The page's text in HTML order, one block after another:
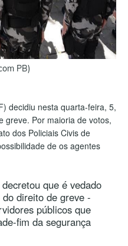
PB)
decidiu nesta quarta-feira, 5,
greve. Por maioria de votos,
dos Policiais Civis de
de os agentes
que é vedado
direito de greve -
públicos que
fim da segurança